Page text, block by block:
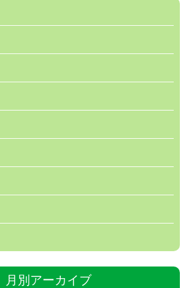
月別アーカイブ